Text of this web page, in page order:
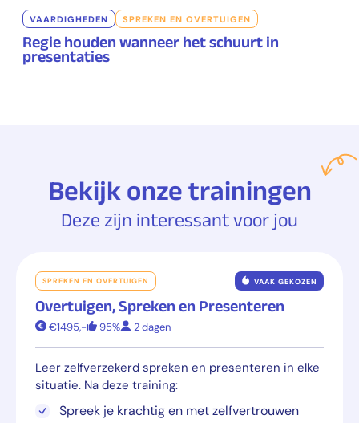
VAARDIGHEDEN SPREKEN EN OVERTUIGEN
Regie houden wanneer het schuurt in
presentaties
Bekijk onze trainingen
Deze zijn interessant voor jou
SPREKEN EN OVERTUIGEN VAAK GEKOZEN
Overtuigen, Spreken en Presenteren
€1495,- 95% 2 dagen
Leer zelfverzekerd spreken en presenteren in elke
situatie. Na deze training:
Spreek je krachtig en met zelfvertrouwen